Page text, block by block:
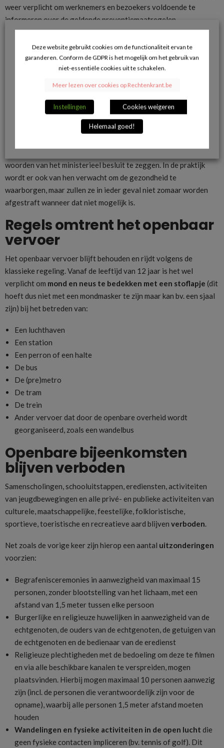
weer verplicht om werknemers en bezoekers voldoende te
informeren over de geldende preventiemaatregelen.
ze indien nodig ingrijpen en beboeten.
Bovenstaande regels zijn niet van toepassing op de
ondernemingen in de essentiële sectoren, maar zij moeten wel in
de mate van het mogelijke een systeem van telethuiswerk
woorden van het ministerieel besluit te zeggen. In de praktijk
wordt er ook van hen verwacht om de gezondheid te
waarborgen, maar zullen ze in ieder geval niet zomaar worden
afgestraft wanneer dat niet mogelijk is.
Regels omtrent het openbaar
vervoer
Het openbaar vervoer blijft behouden en rijdt volgens de
klassieke regeling. Vanaf de leeftijd van 12 jaar is het wel
verplicht om mond en neus te bedekken met een stoflapje (dit
hoeft dus niet met een mondmasker te zijn maar kan bv. een sjaal
zijn) bij het betreden van:
Een luchthaven
Een station
Een perron of een halte
De bus
De (pre)metro
De tram
De trein
Ander vervoer dat door de openbare overheid wordt
georganiseerd, zoals een wandelbus
Openbare bijeenkomsten
blijven verboden
Samenscholingen, schooluitstappen, erediensten, activiteiten
van jeugdbewegingen en alle privé- en publieke activiteiten van
culturele, maatschappelijke, feestelijke, folkloristische,
sportieve, toeristische en recreatieve aard blijven verboden
Net zoals de vorige keer zijn hierop een aantal uitzonderingen
voorzien:
Begrafenisceremonies in aanwezigheid van maximaal 15
personen, zonder blootstelling van het lichaam, met een
afstand van 1,5 meter tussen elke persoon
Burgerlijke en religieuze huwelijken in aanwezigheid van de
echtgenoten, de ouders van de echtgenoten, de getuigen van
de echtgenoten en de bedienaar van de eredienst
Religieuze plechtigheden met de bedoeling om deze te filmen
en via alle beschikbare kanalen te verspreiden, mogen
plaatsvinden. Hierbij mogen maximaal 10 personen aanwezig
zijn (incl. de personen die verantwoordelijk zijn voor de
opname), waarbij alle personen 1,5 meter afstand moeten
houden
Wandelingen en fysieke activiteiten in de open lucht die
geen fysieke contacten impliceren (bv. tennis of golf). Dit
Deze website gebruikt cookies om de functionaliteit ervan te
garanderen. Conform de GDPR is het mogelijk om het gebruik van
niet-essentiële cookies uit te schakelen.
Meer lezen over cookies op Rechtenkrant.be
Instellingen Cookies weigeren
Helemaal goed!